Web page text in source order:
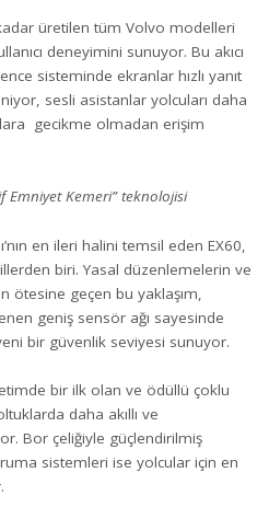
üretilen tüm Volvo modelleri
deneyimini sunuyor. Bu akıcı
sisteminde ekranlar hızlı yanıt
sesli asistanlar yolcuları daha
gecikme olmadan erişim
Emniyet Kemeri” teknolojisi
en ileri halini temsil eden EX60,
biri. Yasal düzenlemelerin ve
ötesine geçen bu yaklaşım,
geniş sensör ağı sayesinde
bir güvenlik seviyesi sunuyor.
bir ilk olan ve ödüllü çoklu
daha akıllı ve
Bor çeliğiyle güçlendirilmiş
sistemleri ise yolcular için en